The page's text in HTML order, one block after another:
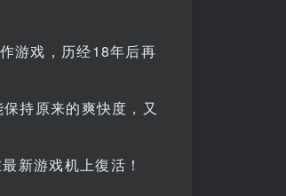
游戏，历经18年后再
持原来的爽快度，又
新游戏机上復活！